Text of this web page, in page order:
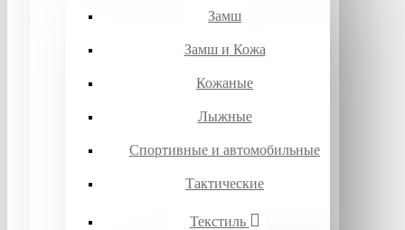
Замш
Замш и Кожа
Кожаные
Лыжные
Спортивные и автомобильные
Тактические
Текстиль